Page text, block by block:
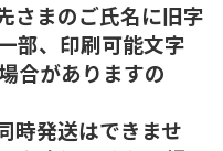
さまのご氏名に旧字
部、印刷可能文字
合がありますの
時発送はできませ